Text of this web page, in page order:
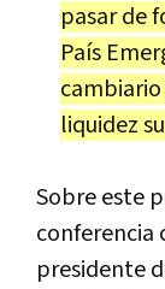
pasar de
País
liquidez
Sobre este
conferencia
presidente